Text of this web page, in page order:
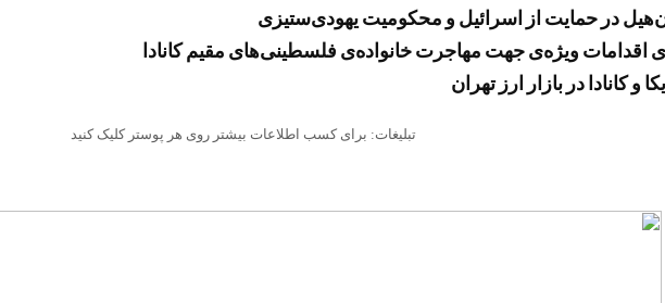
در حمایت از اسرائیل و محکومیت یهودی‌ستیزی
اقدامات ویژه‌ی جهت مهاجرت خانواده‌ی فلسطینی‌های مقیم کانادا
کانادا در بازار ارز تهران
تبلیغات: برای کسب اطلاعات بیشتر روی هر پوستر کلیک کنید